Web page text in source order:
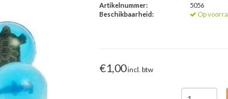
Artikelnummer:
5056
Beschikbaarheid:
Op
€1,00incl. btw